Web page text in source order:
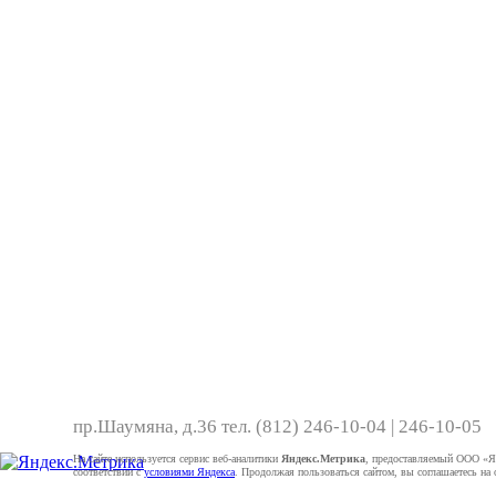
пр.Шаумяна, д.36 тел. (812) 246-10-04 | 246-
На сайте используется сервис веб-аналитики Яндекс.Метрика , предоставляемый ООО
соответствии сусловиями Яндекса . Продолжая пользоваться сайтом, вы соглашаетесь